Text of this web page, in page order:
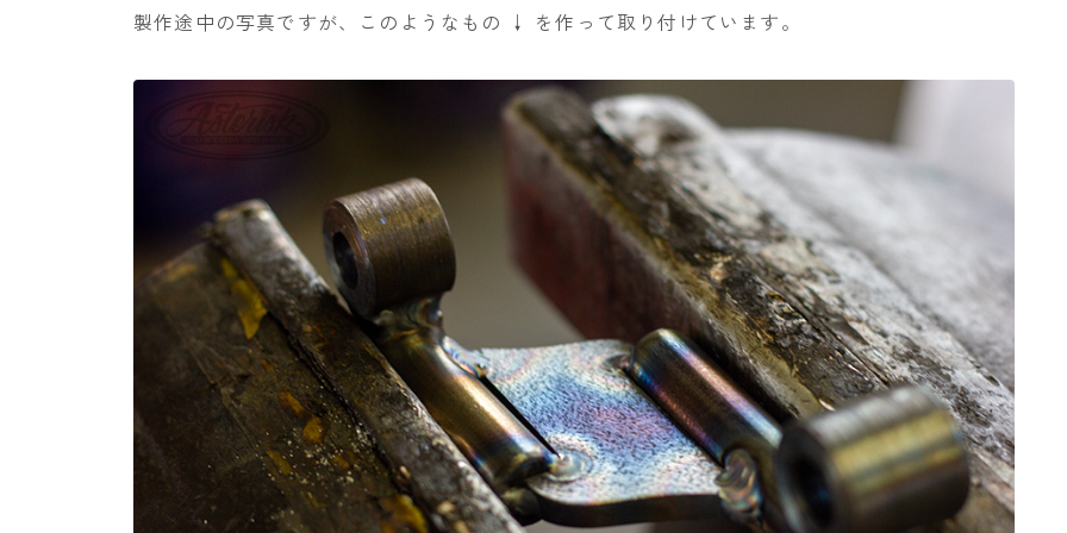
製作途中の写真ですが、このようなもの ↓ を作って取り付けています。